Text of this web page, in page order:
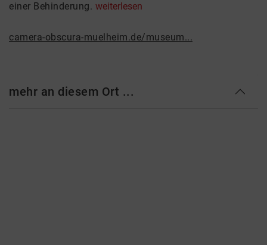
einer Behinderung. weiterlesen
camera-obscura-muelheim.de/museum...
mehr an diesem Ort ...